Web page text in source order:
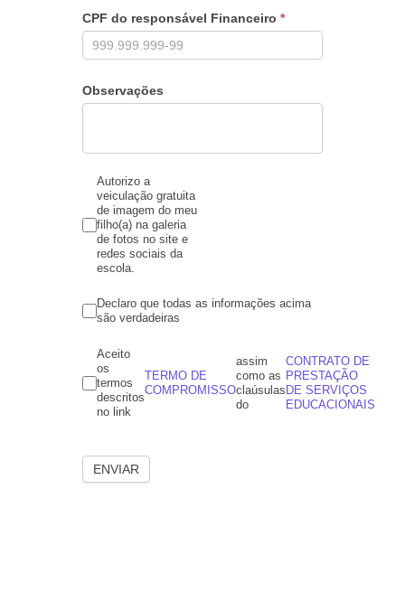
CPF do responsável Financeiro *
Observações
Autorizo a
veiculação gratuita
de imagem do meu
filho(a) na galeria
de fotos no site e
redes sociais da
escola.
Declaro que todas as informações acima
são verdadeiras
Aceito
os
termos
descritos
no link
TERMO DE
COMPROMISSO
assim
como as
claúsulas
do
CONTRATO DE
PRESTAÇÃO
DE SERVIÇOS
EDUCACIONAIS
ENVIAR